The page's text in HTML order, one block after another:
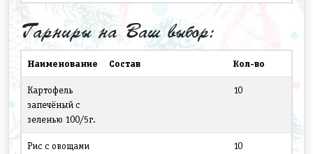
Гарниры на Ваш выбор:
Наименование Состав Кол-во
Картофель
запечёный с
зеленью 100/5г.
10
Рис с овощами
10